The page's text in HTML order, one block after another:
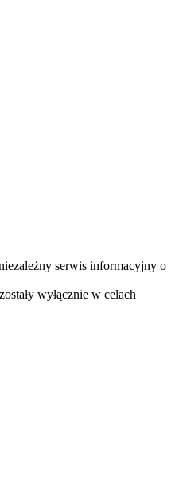
serwis informacyjny o
wyłącznie w celach